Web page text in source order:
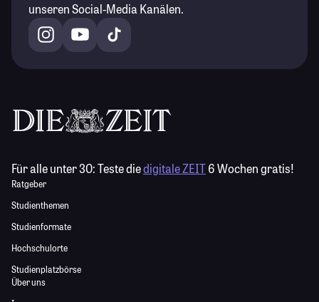
unseren Social-Media Kanälen.
Für alle unter 30:Teste diedigitale ZEIT6 Wochen gratis!
Ratgeber
Studienthemen
Studienformate
Hochschulorte
Studienplatzbörse
Über uns